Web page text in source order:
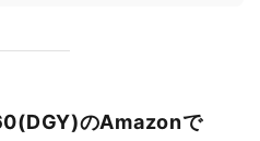
のAmazonで